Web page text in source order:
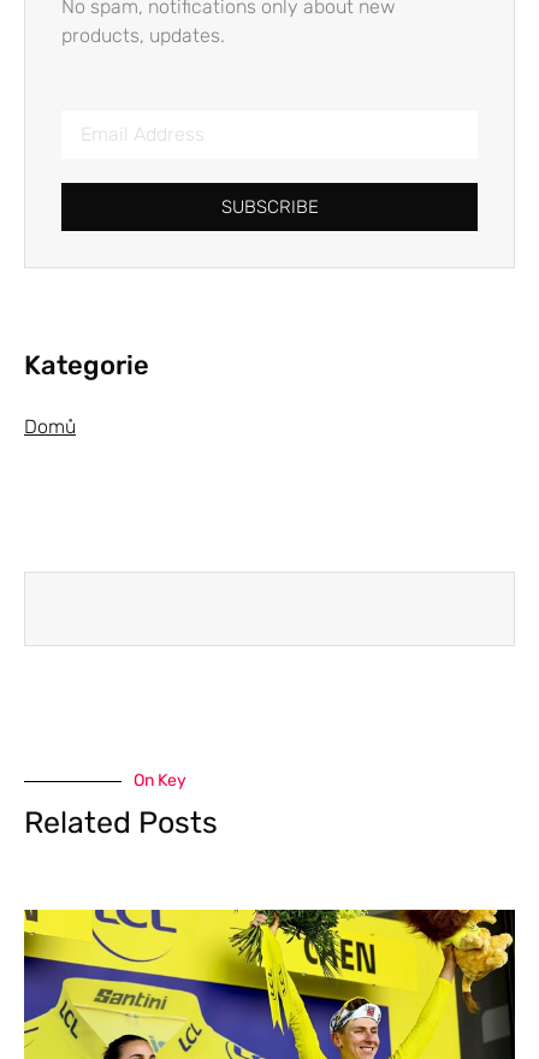
No spam, notifications only about new
products, updates.
SUBSCRIBE
Kategorie
Domů
On Key
Related Posts